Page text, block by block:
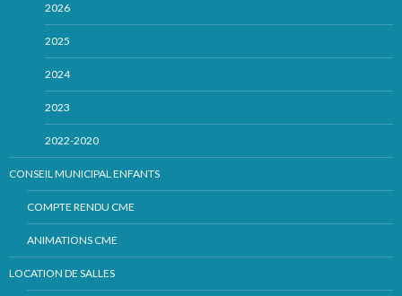
2026
2025
2024
2023
2022-2020
CONSEIL MUNICIPAL ENFANTS
COMPTE RENDU CME
ANIMATIONS CME
LOCATION DE SALLES